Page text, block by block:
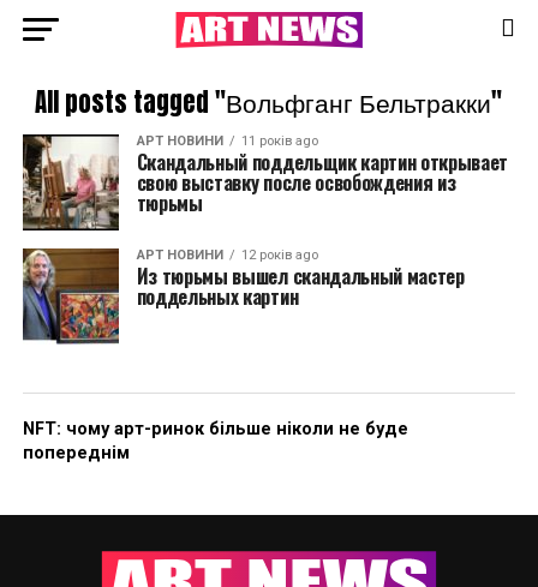
All posts tagged "Вольфганг Бельтракки"
АРТ НОВИНИ 11 років ago
Скандальный поддельщик картин открывает
свою выставку после освобождения из
тюрьмы
АРТ НОВИНИ 12 років ago
Из тюрьмы вышел скандальный мастер
поддельных картин
NFT: чому арт-ринок більше ніколи не буде
попереднім